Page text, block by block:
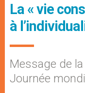
La « vie
à
Message de
Journée